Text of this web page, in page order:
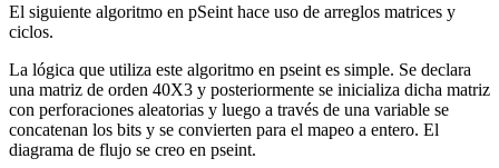
El siguiente algoritmo en pSeint hace uso de arreglos matrices y
ciclos.
La lógica que utiliza este algoritmo en pseint es simple. Se declara
una matriz de orden 40X3 y posteriormente se inicializa dicha matriz
con perforaciones aleatorias y luego a través de una variable se
concatenan los bits y se convierten para el mapeo a entero. El
diagrama de flujo se creo en pseint.